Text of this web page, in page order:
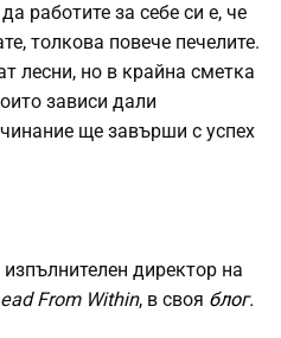
работите за себе си е, че
толкова повече печелите.
лесни, но в крайна сметка
зависи дали
ще завърши с успех
изпълнителен директор на
From Within, в своя блог.